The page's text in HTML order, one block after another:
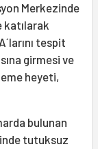
Merkezinde
katılarak
tespit
girmesi ve
heyeti,
bulunan
tutuksuz